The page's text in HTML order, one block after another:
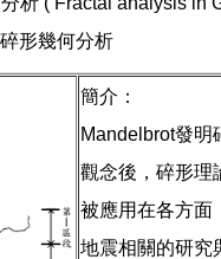
形幾何分析
簡介：
Mandelbrot發明
觀念後，碎形理
被應用在各方面
地震相關的研究